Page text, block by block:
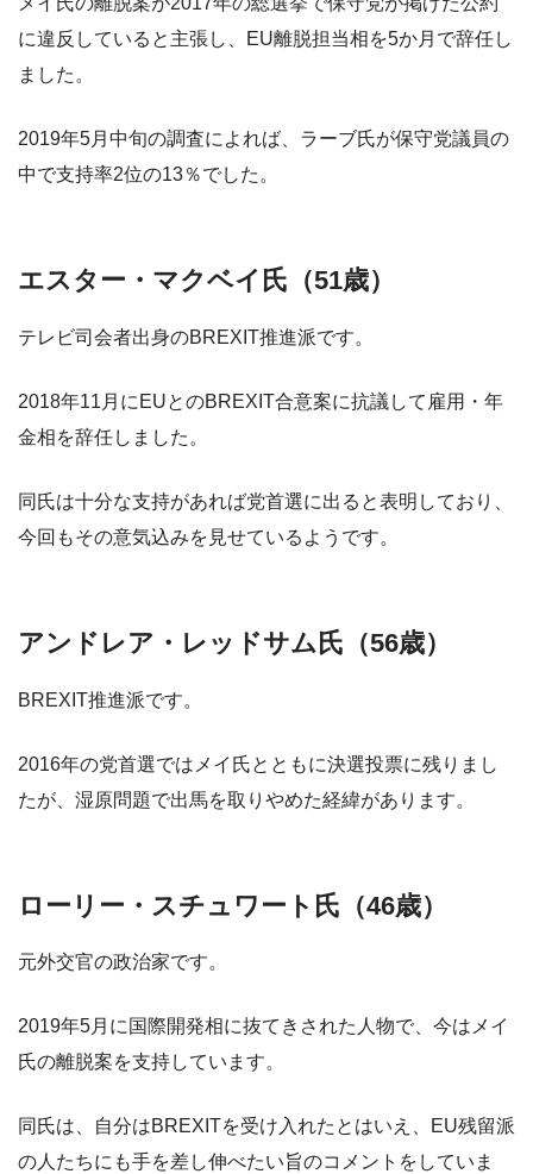
に違反していると主張し、EU離脱担当相を5か月で辞任し
ました。
2019年5月中旬の調査によれば、ラーブ氏が保守党議員の
中で支持率2位の13％でした。
エスター・マクベイ氏（51歳）
テレビ司会者出身のBREXIT推進派です。
2018年11月にEUとのBREXIT合意案に抗議して雇用・年
金相を辞任しました。
同氏は十分な支持があれば党首選に出ると表明しており、
今回もその意気込みを見せているようです。
アンドレア・レッドサム氏（56歳）
BREXIT推進派です。
2016年の党首選ではメイ氏とともに決選投票に残りまし
たが、湿原問題で出馬を取りやめた経緯があります。
ローリー・スチュワート氏（46歳）
元外交官の政治家です。
2019年5月に国際開発相に抜てきされた人物で、今はメイ
氏の離脱案を支持しています。
同氏は、自分はBREXITを受け入れたとはいえ、EU残留派
の人たちにも手を差し伸べたい旨のコメントをしていま